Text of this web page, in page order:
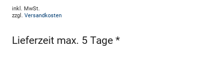
inkl. MwSt.
zzgl. Versandkosten
Lieferzeit max. 5 Tage *